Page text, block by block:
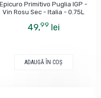
Epicuro Primitivo Puglia IGP -
Vin Rosu Sec - Italia - 0.75L
49,99 lei
ADAUGĂ ÎN COŞ